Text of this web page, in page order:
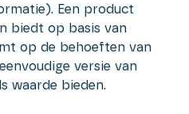
Een product
biedt op basis van
op de behoeften van
versie van
waarde bieden.